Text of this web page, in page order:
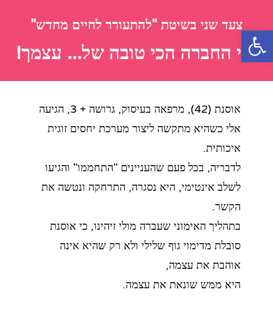
פתח סרגל נגישות צעד שני בשיטת "להתעורר לחיים מחדש"
היי החברה הכי טובה של... עצמך!
אוסנת (42), מרפאה בעיסוק, גרושה + 3, הגיעה
אלי כשהיא מתקשה ליצור מערכת יחסים זוגית
איכותית.
לדבריה, בכל פעם שהעניינים "התחממו" והגיעו
לשלב אינטימי, היא נסגרה, התרחקה ונטשה את
הקשר.
בתהליך האימוני שעברה מולי זיהינו, כי אוסנת
סובלת מדימוי גוף שלילי ולא רק שהיא אינה
אוהבת את עצמה,
היא ממש שונאת את עצמה.